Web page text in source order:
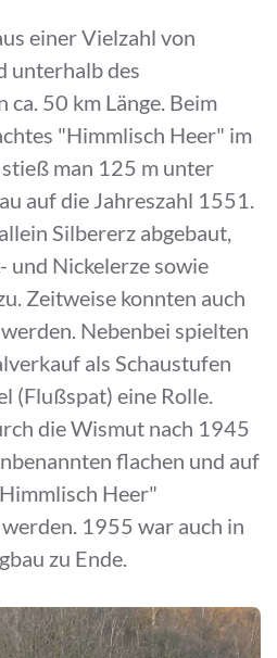
einer Vielzahl von
unterhalb des
50 km Länge. Beim
"Himmlisch Heer" im
man 125 m unter
auf die Jahreszahl 1551.
Silbererz abgebaut,
und Nickelerze sowie
Zeitweise konnten auch
Nebenbei spielten
als Schaustufen
(Flußspat) eine Rolle.
die Wismut nach 1945
flachen und auf
Heer"
1955 war auch in
zu Ende.